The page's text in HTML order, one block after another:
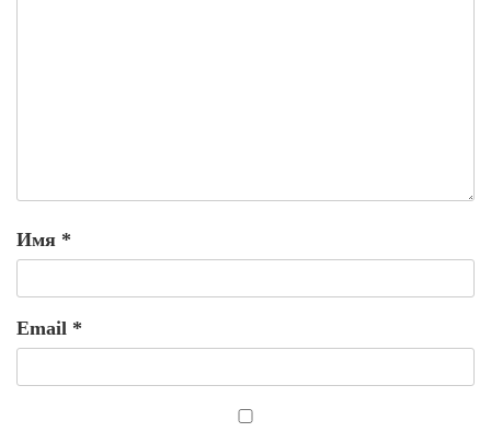
Имя *
Email *